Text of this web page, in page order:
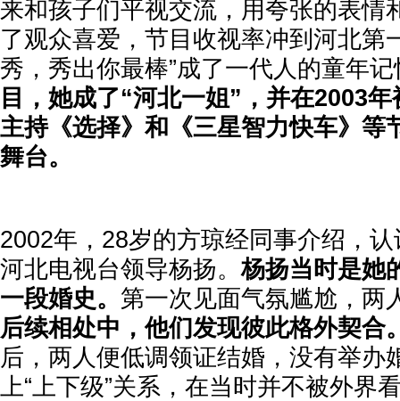
来和孩子们平视交流，用夸张的表情
了观众喜爱，节目收视率冲到河北第
秀，秀出你最棒”成了一代人的童年
目，她成了“河北一姐”，并在2003
主持《选择》和《三星智力快车》等
舞台。
2002年，28岁的方琼经同事介绍，
河北电视台领导杨扬。杨扬当时是她
一段婚史。 第一次见面气氛尴尬，两
后续相处中，他们发现彼此格外契合
后，两人便低调领证结婚，没有举办
上“上下级”关系，在当时并不被外界